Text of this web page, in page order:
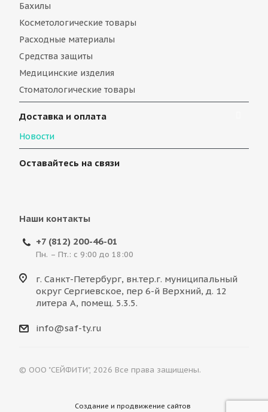
Бахилы
Косметологические товары
Расходные материалы
Средства защиты
Медицинские изделия
Стоматологические товары
Доставка и оплата
Новости
Оставайтесь на связи
Наши контакты
+7 (812) 200-46-01
Пн. – Пт.: с 9:00 до 18:00
г. Санкт-Петербург, вн.тер.г. муниципальный
округ Сергиевское, пер 6-й Верхний, д. 12
литера А, помещ. 5.3.5.
info@saf-ty.ru
© ООО "СЕЙФИТИ", 2026 Все права защищены.
Создание и продвижение сайтов